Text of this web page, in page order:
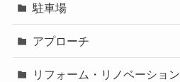
駐車場
アプローチ
リフォーム・リノベーション